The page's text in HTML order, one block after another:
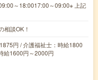
～18:0017:00～09:00※ 上記
談OK！
円 / 介護福祉士：時給1800
給1600円～2000円